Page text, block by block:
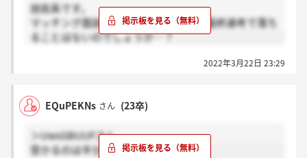
技術系です。
マッチング面談成立後は、6／1以降の最終選考で落ち
ることはないのでしょうか…？
2022年3月22日 23:29
EQuPEKNs さん (23卒)
＞UwsGBUUFさん
受かるのは半分程度ですけどね